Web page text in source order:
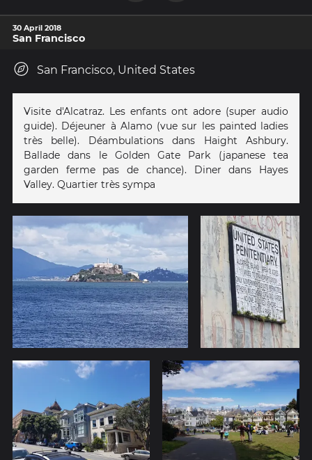
30 April 2018
San Francisco
San Francisco, United States
Visite d'Alcatraz. Les enfants ont adore (super audio
guide). Déjeuner à Alamo (vue sur les painted ladies
très belle). Déambulations dans Haight Ashbury.
Ballade dans le Golden Gate Park (japanese tea
garden ferme pas de chance). Diner dans Hayes
Valley. Quartier très sympa